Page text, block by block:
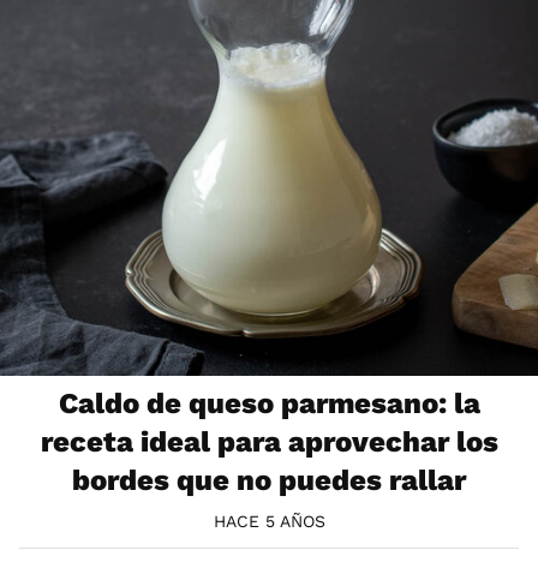
Caldo de queso parmesano: la
receta ideal para aprovechar los
bordes que no puedes rallar
HACE 5 AÑOS